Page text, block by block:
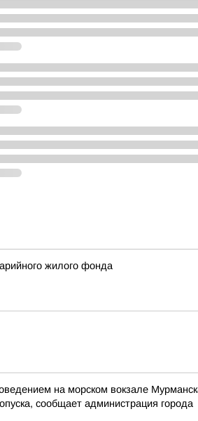
жилого фонда
на морском вокзале
сообщает администрация города